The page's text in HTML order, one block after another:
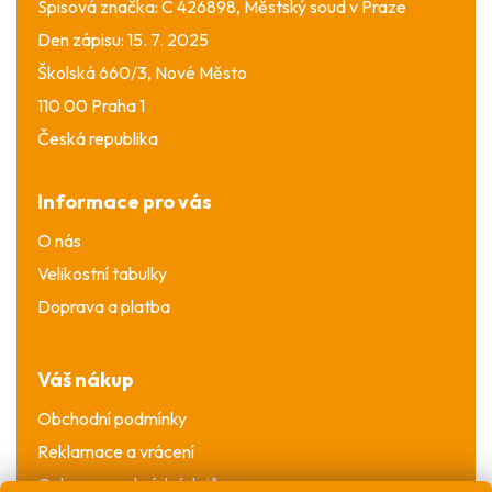
Spisová značka: C 426898, Městský soud v Praze
Den zápisu: 15. 7. 2025
Školská 660/3, Nové Město
110 00 Praha 1
Česká republika
Informace pro vás
O nás
Velikostní tabulky
Doprava a platba
Váš nákup
Obchodní podmínky
Reklamace a vrácení
Ochrana osobních údajů